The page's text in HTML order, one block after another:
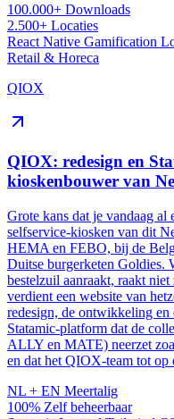
100.000+ Downloads
2.500+ Locaties
React Native Gamification
Retail & Horeca
QIOX
QIOX: redesign en
kioskenbouwer van
Grote kans dat je vandaag
selfservice-kiosken van dit
HEMA en FEBO, bij de
Duitse burgerketen Goldies.
bestelzuil aanraakt, raakt
verdient een website van
redesign, de ontwikkeling en
Statamic-platform dat de
ALLY en MATE) neerzet
en dat het QIOX-team tot op
NL + EN Meertalig
100% Zelf beheerbaar